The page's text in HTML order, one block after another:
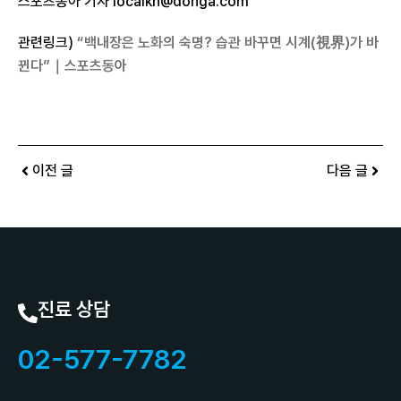
관련링크) “백내장은 노화의 숙명? 습관 바꾸면 시계(視界)가 바
뀐다”｜스포츠동아
이전 글 다음 글
진료 상담
02-577-7782